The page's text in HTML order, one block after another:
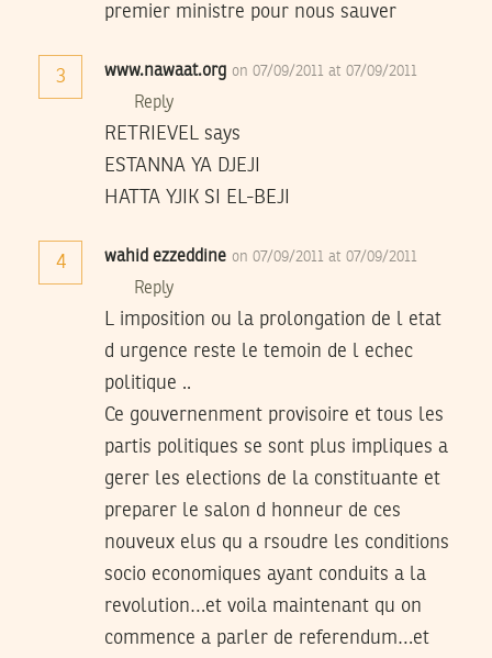
premier ministre pour nous sauver
3 www.nawaat.org on 07/09/2011 at 07/09/2011
Reply
RETRIEVEL says
ESTANNA YA DJEJI
HATTA YJIK SI EL-BEJI
4 wahid ezzeddine on 07/09/2011 at 07/09/2011
Reply
L imposition ou la prolongation de l etat
d urgence reste le temoin de l echec
politique ..
Ce gouvernenment provisoire et tous les
partis politiques se sont plus impliques a
gerer les elections de la constituante et
preparer le salon d honneur de ces
nouveux elus qu a rsoudre les conditions
socio economiques ayant conduits a la
revolution…et voila maintenant qu on
commence a parler de referendum…et